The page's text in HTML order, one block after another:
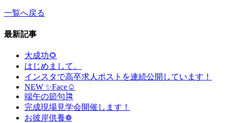
一覧へ戻る
最新記事
大成功🌻
はじめまして。
インスタで高卒求人ポストを連続公開しています！
NEW ✨Face☺
端午の節句🎏
完成現場見学会開催します！
お彼岸供養❁